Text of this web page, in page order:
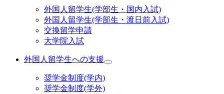
外国人留学生(学部生・国内入試)
外国人留学生(学部生・渡日前入試)
交換留学申請
大学院入試
外国人留学生への支援
奨学金制度(学内)
奨学金制度(学外)